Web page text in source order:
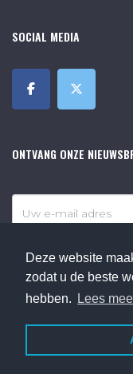
Deze website
zodat u de beste
hebben.
Lees
SOCIAL MEDIA
ONTVANG ONZE
©2018 Online Museum de